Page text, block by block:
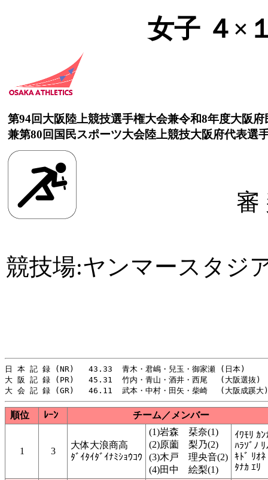
女子 ４×
第94回大阪陸上競技選手権大会兼令和8年度大阪
兼第80回国民スポーツ大会陸上競技大阪府代表選
審
競技場:ヤンマースタジ
日 本 記 録 (NR)   43.33  青木・君嶋・兒玉・御家瀬 (日本)
大 阪 記 録 (PR)   45.31  竹内・青山・酒井・西尾　 (大阪選抜
順位 ﾚｰﾝ チーム／メンバー
1 3
大体大浪商高
ﾀﾞｲﾀｲﾀﾞｲﾅﾐｼｮｳｺｳ
(1)岩森 栞奈(1)
(2)原薗 梨乃(2)
(3)木戸 理央音(2)
(4)田中 絵梨(1)
ｲﾜﾓﾘ ｶﾝ
ﾊﾗｿﾞﾉ ﾘ
ｷﾄﾞ ﾘｵﾈ
ﾀﾅｶ ｴﾘ